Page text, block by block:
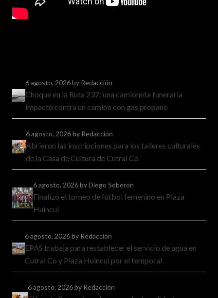
6 agosto, 2026by Redacción
Choque en la Ruta 237: una camioneta funeraria
impactó contra un camión con gas propano
6 agosto, 2026by Redacción
Abrieron las inscripciones para los talleres culturales
de la Casa de Cultura de Cutral Co
6 agosto, 2026by Diego Soberon
Finalizó el torneo de fútbol femenino en Plaza
Huincul
6 agosto, 2026by Redacción
EPAS trabaja para restablecer el servicio de agua en
Cutral Co y Plaza Huincul por el temporal
6 agosto, 2026by Redacción